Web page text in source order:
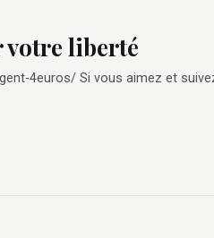
votre liberté
4euros/ Si vous aimez et